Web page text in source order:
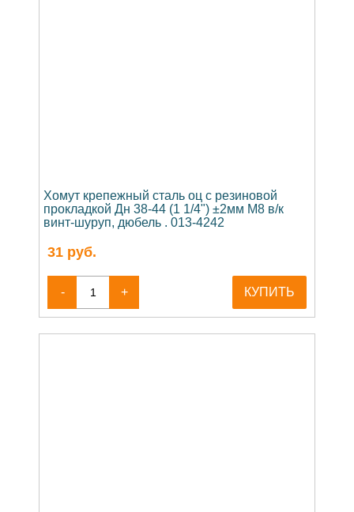
Хомут крепежный сталь оц с резиновой
прокладкой Дн 38-44 (1 1/4") ±2мм М8 в/к
винт-шуруп, дюбель . 013-4242
31 руб.
- + КУПИТЬ